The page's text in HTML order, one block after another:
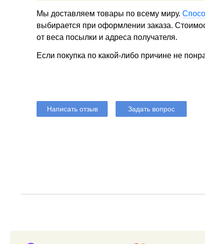
Мы доставляем товары по всему миру.
выбирается при оформлении заказа.
от веса посылки и адреса получателя.
Если покупка по какой-либо причине не
Написать отзыв Задать вопрос